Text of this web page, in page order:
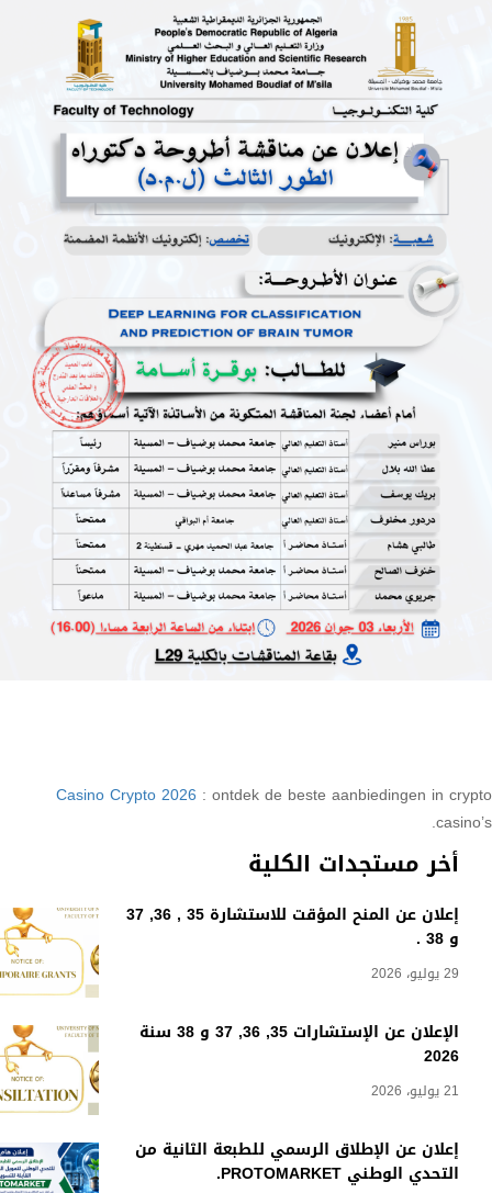
أخر مستجدات الكلية
إعلان عن المنح المؤقت للاستشارة 35 , 36, 37
و 38 .
29 يوليو، 2026
الإعلان عن الإستشارات 35, 36, 37 و 38 سنة
2026
21 يوليو، 2026
إعلان عن الإطلاق الرسمي للطبعة الثانية من
التحدي الوطني PROTOMARKET.
Casino Crypto 2026 : ontdek de beste aanbiedingen in crypto
casino’s.